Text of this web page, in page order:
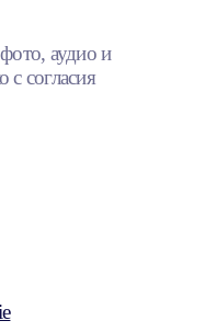
аудио и
с согласия